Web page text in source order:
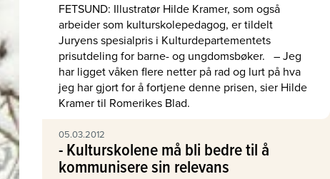
FETSUND: Illustratør Hilde Kramer, som også
arbeider som kulturskolepedagog, er tildelt
Juryens spesialpris i Kulturdepartementets
prisutdeling for barne- og ungdomsbøker. – Jeg
har ligget våken flere netter på rad og lurt på hva
jeg har gjort for å fortjene denne prisen, sier Hilde
Kramer til Romerikes Blad.
05.03.2012
- Kulturskolene må bli bedre til å
kommunisere sin relevans